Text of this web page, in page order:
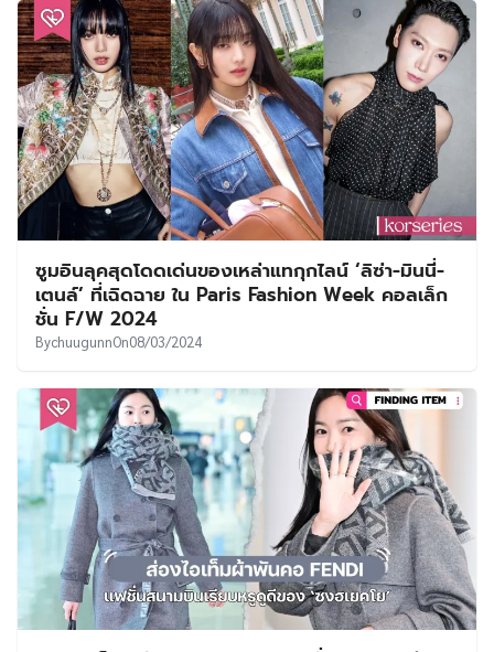
ซูมอินลุคสุดโดดเด่นของเหล่าแทกุกไลน์ ‘ลิซ่า-มินนี่-
เตนล์’ ที่เฉิดฉาย ใน Paris Fashion Week คอลเล็ก
ชั่น F/W 2024
BychuugunnOn08/03/2024